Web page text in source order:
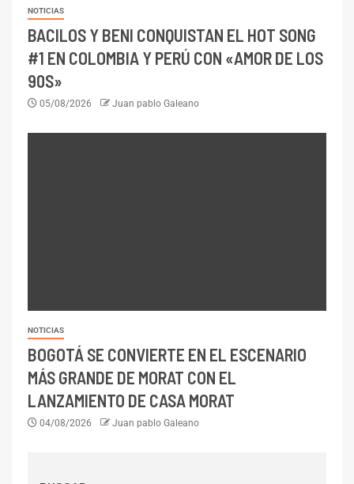
NOTICIAS
BACILOS Y BENI CONQUISTAN EL HOT SONG
#1 EN COLOMBIA Y PERÚ CON «AMOR DE LOS
90S»
05/08/2026 Juan pablo Galeano
NOTICIAS
BOGOTÁ SE CONVIERTE EN EL ESCENARIO
MÁS GRANDE DE MORAT CON EL
LANZAMIENTO DE CASA MORAT
04/08/2026 Juan pablo Galeano